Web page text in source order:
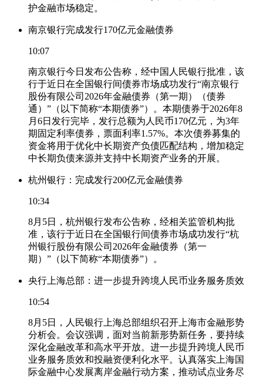
护金融市场稳定。
南京银行完成发行170亿元金融债券
10:07
南京银行今日发布公告称，经中国人民银行批准，该
行于近日在全国银行间债券市场成功发行“南京银行
股份有限公司2026年金融债券（第一期）（债券
通）”（以下简称“本期债券”）。本期债券于2026年8
月6日发行完毕，发行总额为人民币170亿元，为3年
期固定利率债券，票面利率1.57%。本次债券募集的
资金将用于优化中长期资产负债匹配结构，增加稳定
中长期负债来源并支持中长期资产业务的开展。
杭州银行：完成发行200亿元金融债券
10:34
8月5日，杭州银行发布公告称，经相关监管机构批
准，该行于近日在全国银行间债券市场成功发行“杭
州银行股份有限公司2026年金融债券（第一
期）”（以下简称“本期债券”）。
央行上海总部：进一步提升跨境人民币业务服务质效
10:54
8月5日，人民银行上海总部组织召开上海市金融形势
分析会。会议强调，面对当前新形势新任务，要持续
深化金融改革和高水平开放。进一步提升跨境人民币
业务服务质效和投融资便利化水平。认真落实上海国
际金融中心发展离岸金融行动方案，推动试点业务尽